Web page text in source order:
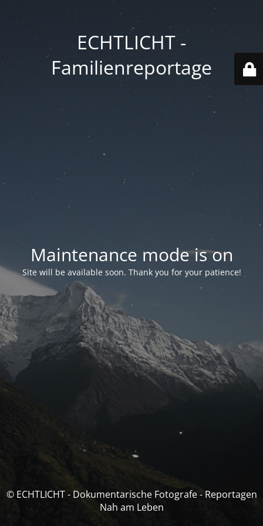
ECHTLICHT -
Familienreportage
Maintenance mode is on
Site will be available soon. Thank you for your patience!
© ECHTLICHT - Dokumentarische Fotografe - Reportagen
Nah am Leben